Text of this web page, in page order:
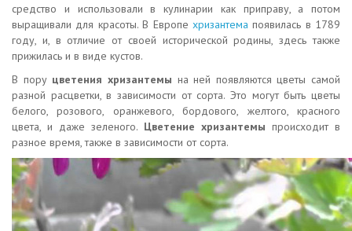
средство и использовали в кулинарии как приправу, а потом
выращивали для красоты. В Европе хризантема появилась в 1789
году, и, в отличие от своей исторической родины, здесь также
прижилась и в виде кустов.
В поруцветения хризантемы на ней появляются цветы самой
разной расцветки, в зависимости от сорта. Это могут быть цветы
белого, розового, оранжевого, бордового, желтого, красного
цвета, и даже зеленого. Цветение хризантемы происходит в
разное время, также в зависимости от сорта.